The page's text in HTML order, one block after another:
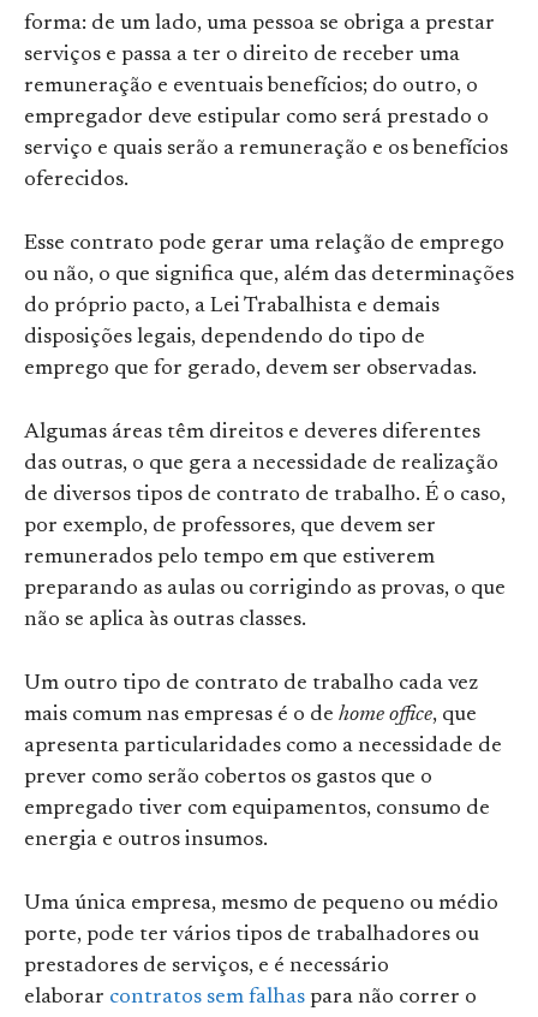
forma: de um lado, uma pessoa se obriga a prestar
serviços e passa a ter o direito de receber uma
remuneração e eventuais benefícios; do outro, o
empregador deve estipular como será prestado o
serviço e quais serão a remuneração e os benefícios
oferecidos.
Esse contrato pode gerar uma relação de emprego
ou não, o que significa que, além das determinações
do próprio pacto, a Lei Trabalhista e demais
disposições legais, dependendo do tipo de
emprego que for gerado, devem ser observadas.
Algumas áreas têm direitos e deveres diferentes
das outras, o que gera a necessidade de realização
de diversos tipos de contrato de trabalho. É o caso,
por exemplo, de professores, que devem ser
remunerados pelo tempo em que estiverem
preparando as aulas ou corrigindo as provas, o que
não se aplica às outras classes.
Um outro tipo de contrato de trabalho cada vez
mais comum nas empresas é o de home office, que
apresenta particularidades como a necessidade de
prever como serão cobertos os gastos que o
empregado tiver com equipamentos, consumo de
energia e outros insumos.
Uma única empresa, mesmo de pequeno ou médio
porte, pode ter vários tipos de trabalhadores ou
prestadores de serviços, e é necessário
elaborar contratos sem falhas para não correr o